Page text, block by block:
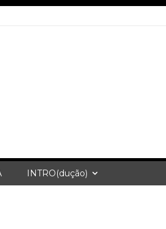
INTRO(dução)